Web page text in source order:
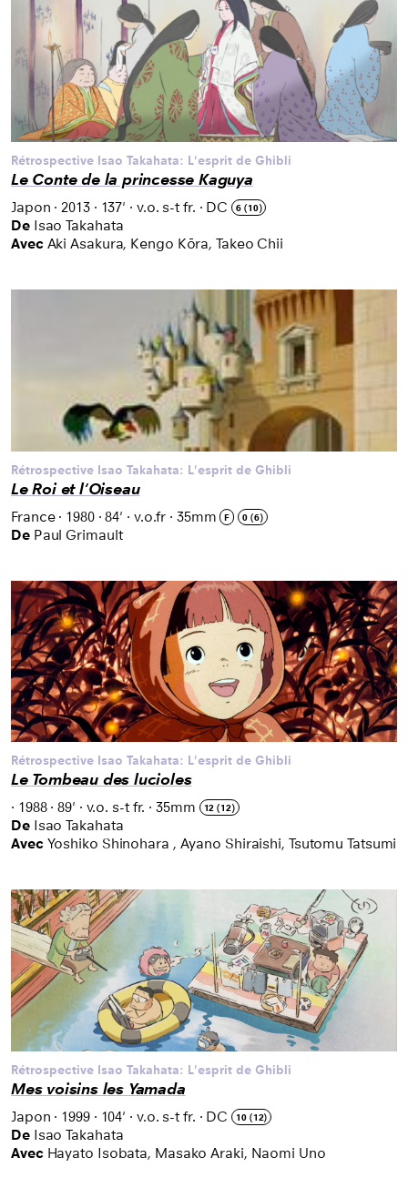
Rétrospective Isao Takahata: L'esprit de Ghibli
Le Conte de la princesse Kaguya
Japon ·2013· 137' · v.o. s-t fr. · DC 6 (10)
De Isao Takahata
Avec Aki Asakura, Kengo Kōra, Takeo Chii
Rétrospective Isao Takahata: L'esprit de Ghibli
Le Roi et l'Oiseau
France· 1980·84' · v.o.fr · 35mm F 0 (6)
De Paul Grimault
Rétrospective Isao Takahata: L'esprit de Ghibli
Le Tombeau des lucioles
· 1988·89' · v.o. s-t fr. ·35mm 12 (12)
De Isao Takahata
Avec Yoshiko Shinohara , Ayano Shiraishi, Tsutomu Tatsumi
Rétrospective Isao Takahata: L'esprit de Ghibli
Mes voisins les Yamada
Japon · 1999· 104' · v.o. s-t fr. · DC 10 (12)
De Isao Takahata
Avec Hayato Isobata, Masako Araki, Naomi Uno